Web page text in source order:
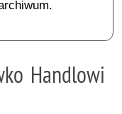
Handlowi